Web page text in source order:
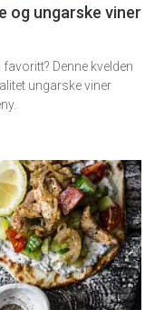
og ungarske viner
Denne kvelden
ungarske viner